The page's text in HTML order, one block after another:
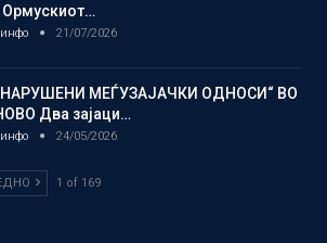
Ормускиот…
21/07/2026
МЕЃУЗАЈАЧКИ ОДНОСИ“ ВО
Два зајаци…
24/05/2026
1 of 169